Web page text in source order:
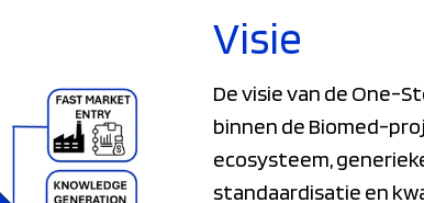
Visie
De visie van de One-
binnen de Biomed-
ecosysteem,
standaardisatie en